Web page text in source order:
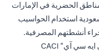
المناطق الحضرية في الإمارات
استخدام الحواسيب
أنشطتهم المصرفية.
تشير دراسة أخرى أجرتها شركة "كي ايه سي آي" CACI